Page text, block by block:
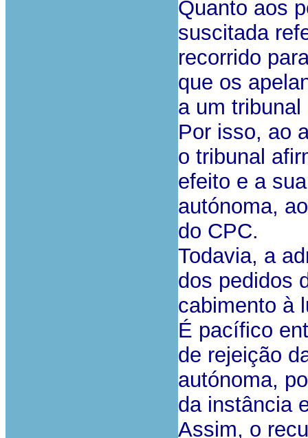
Quanto aos
suscitada
recorrido
que os
a um
Por isso, ao
o tribunal
efeito e a
autónoma,
do CPC.
Todavia, a
dos pedidos
cabimento à
É pacífico
de rejeição
autónoma,
da instância
Assim, o